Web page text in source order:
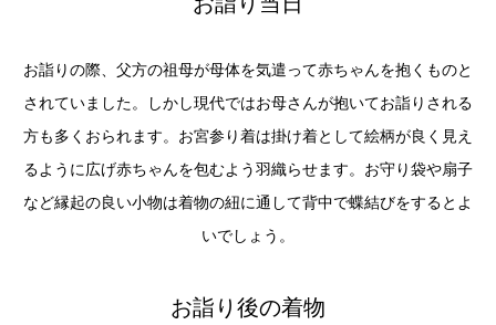
お詣りの際、父方の祖母が母体を気遣って赤ちゃんを抱くものと
されていました。しかし現代ではお母さんが抱いてお詣りされる
方も多くおられます。お宮参り着は掛け着として絵柄が良く見え
るように広げ赤ちゃんを包むよう羽織らせます。お守り袋や扇子
など縁起の良い小物は着物の紐に通して背中で蝶結びをするとよ
いでしょう。
お詣り後の着物